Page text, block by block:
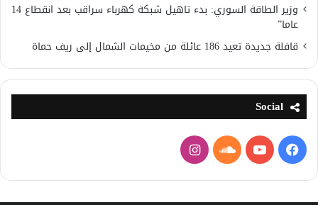
وزير الطاقة السوري: بدء تاهيل شبكة كهرباء سراقب بعد انقطاع 14
عاما”
قافلة جديدة تعيد 186 عائلة من مخيمات الشمال إلى ريف حماة
Social
فيسبوكيوتيوبساوند
كلاود
انستقرام